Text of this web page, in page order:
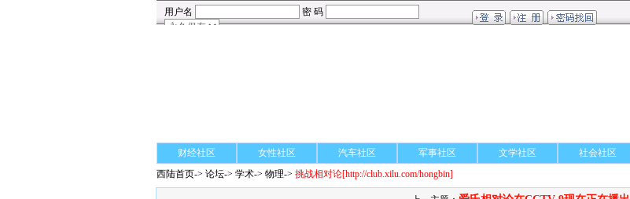
财经社区 女性社区 汽车社区 军事社区 文学社区 社会社区
西陆首页-> 论坛-> 学术-> 物理-> 挑战相对论[http://club.xilu.com/hongbin]